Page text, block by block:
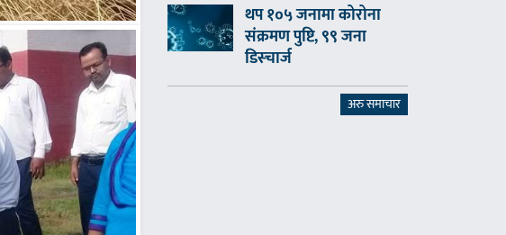
थप १०५ जनामा कोरोना
संक्रमण पुष्टि, ९९ जना
डिस्चार्ज
अरु समाचार